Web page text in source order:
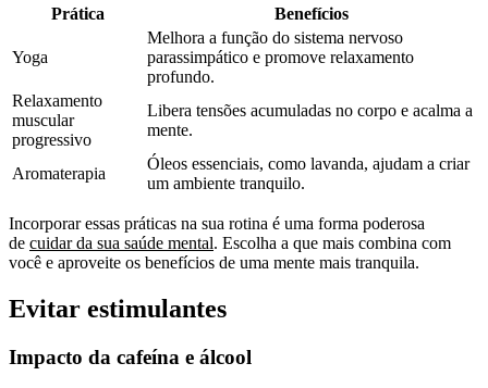
Prática Benefícios
Yoga
Melhora a função do sistema nervoso
parassimpático e promove relaxamento
profundo.
Relaxamento
muscular
progressivo
Libera tensões acumuladas no corpo e acalma a
mente.
Aromaterapia
Óleos essenciais, como lavanda, ajudam a criar
um ambiente tranquilo.
Incorporar essas práticas na sua rotina é uma forma poderosa
de cuidar da sua saúde mental. Escolha a que mais combina com
você e aproveite os benefícios de uma mente mais tranquila.
Evitar estimulantes
Impacto da cafeína e álcool